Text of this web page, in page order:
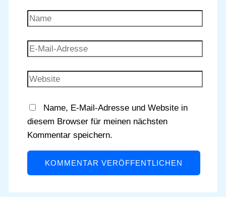
Name
E-
Adresse
Website
Name, E-Mail-Adresse und Website in
diesem Browser für meinen nächsten
Kommentar speichern.